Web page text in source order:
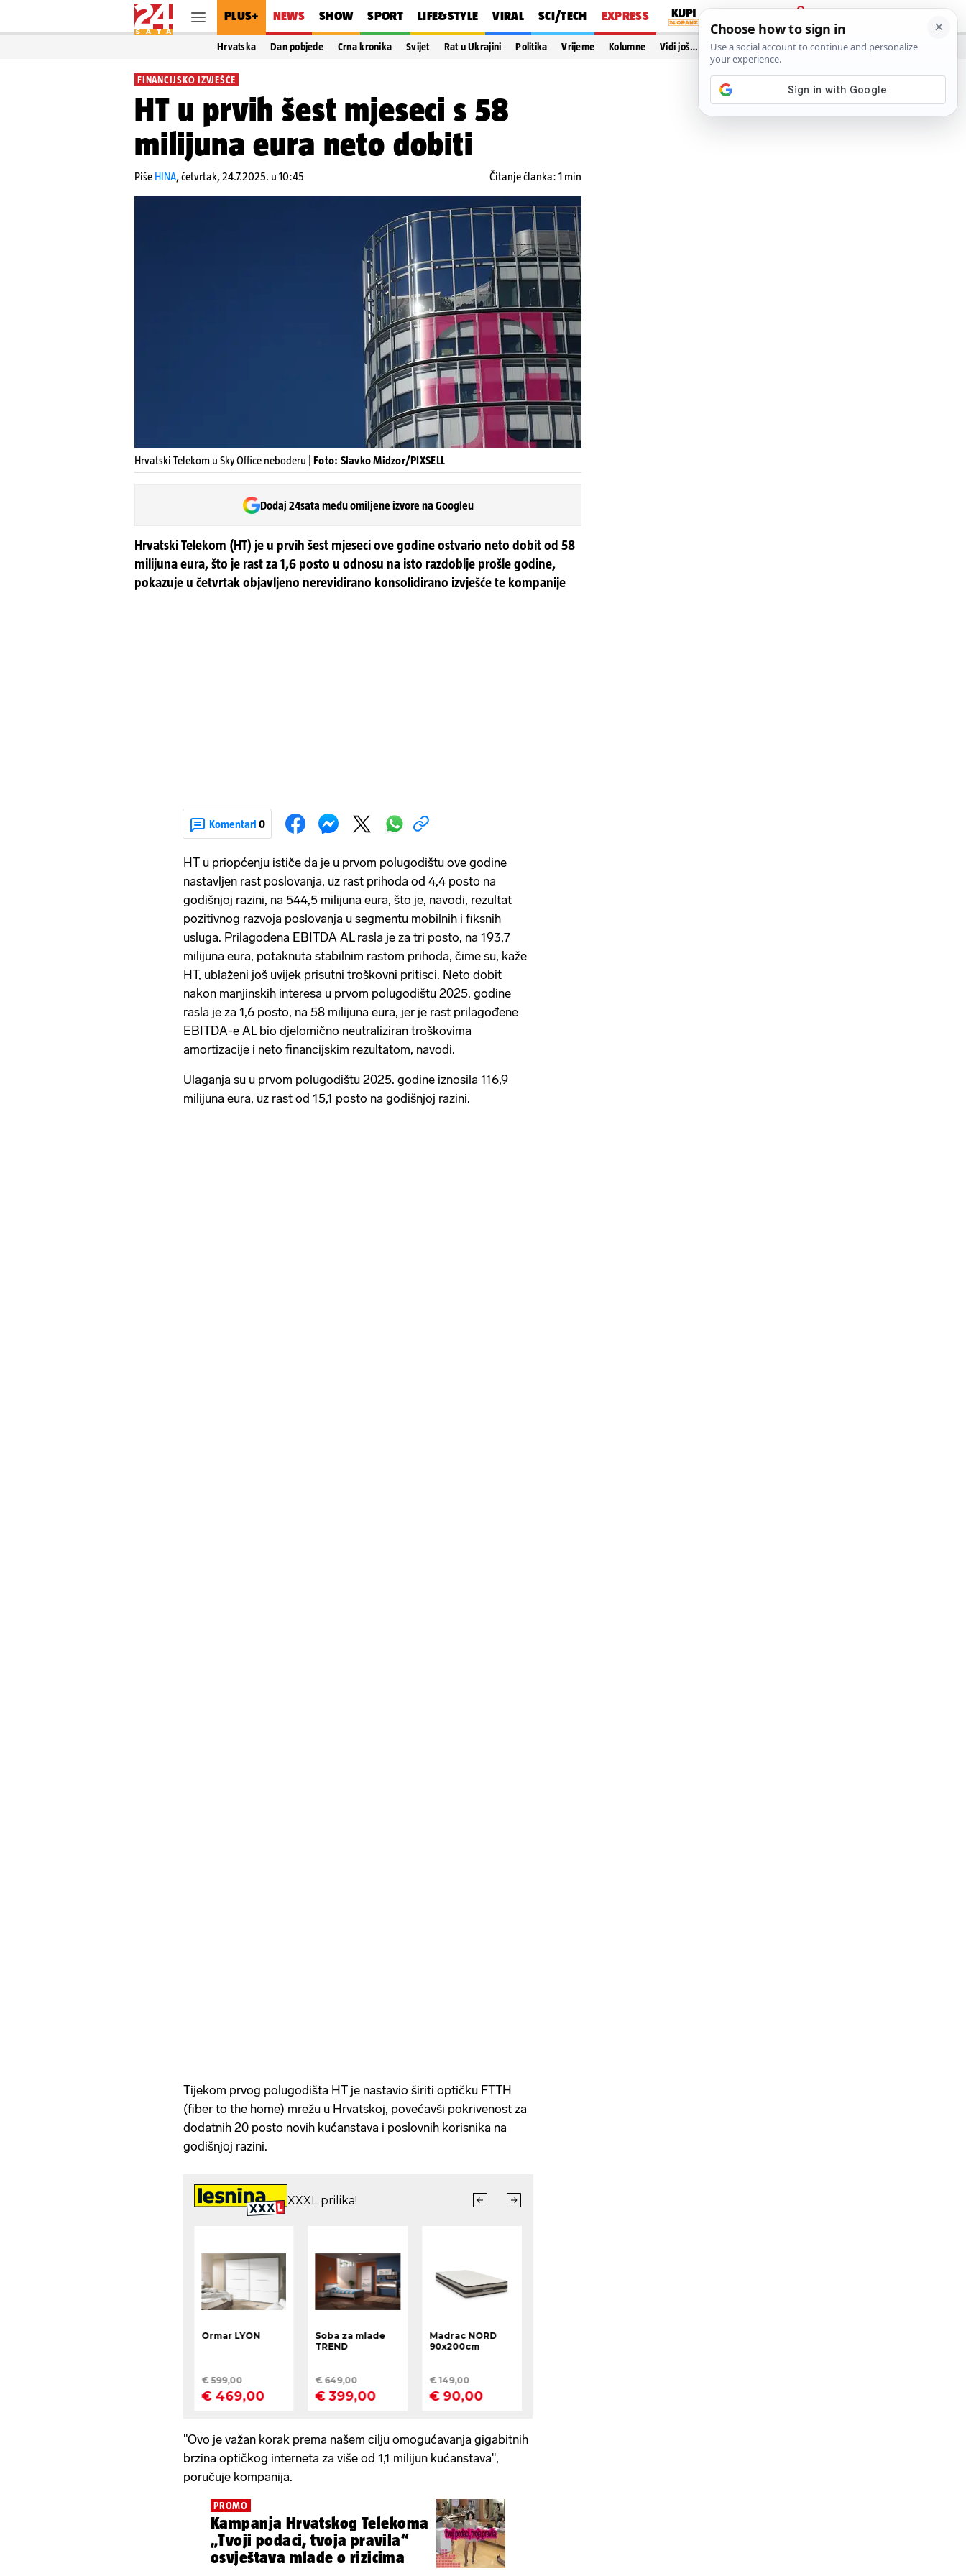
PLUS+ NEWS SHOW SPORT LIFE&STYLE VIRAL SCI/TECH EXPRESS
PRIJAVA
Hrvatska Dan pobjede Crna kronika Svijet Rat u Ukrajini Politika Vrijeme Kolumne Vidi još…
FINANCIJSKO IZVJEŠĆE
HT u prvih šest mjeseci s 58
milijuna eura neto dobiti
Piše HINA,četvrtak, 24.7.2025. u 10:45 Čitanje članka: 1 min
Hrvatski Telekom u Sky Office neboderu | Foto: Slavko Midzor/PIXSELL
Dodaj 24sata među omiljene izvore na Googleu
Hrvatski Telekom (HT) je u prvih šest mjeseci ove godine ostvario neto dobit od 58
milijuna eura, što je rast za 1,6 posto u odnosu na isto razdoblje prošle godine,
pokazuje u četvrtak objavljeno nerevidirano konsolidirano izvješće te kompanije
Komentari 0
HT u priopćenju ističe da je u prvom polugodištu ove godine
nastavljen rast poslovanja, uz rast prihoda od 4,4 posto na
godišnjoj razini, na 544,5 milijuna eura, što je, navodi, rezultat
pozitivnog razvoja poslovanja u segmentu mobilnih i fiksnih
usluga. Prilagođena EBITDA AL rasla je za tri posto, na 193,7
milijuna eura, potaknuta stabilnim rastom prihoda, čime su, kaže
HT, ublaženi još uvijek prisutni troškovni pritisci. Neto dobit
nakon manjinskih interesa u prvom polugodištu 2025. godine
rasla je za 1,6 posto, na 58 milijuna eura, jer je rast prilagođene
EBITDA-e AL bio djelomično neutraliziran troškovima
amortizacije i neto financijskim rezultatom, navodi.
Ulaganja su u prvom polugodištu 2025. godine iznosila 116,9
milijuna eura, uz rast od 15,1 posto na godišnjoj razini.
Tijekom prvog polugodišta HT je nastavio širiti optičku FTTH
(fiber to the home) mrežu u Hrvatskoj, povećavši pokrivenost za
dodatnih 20 posto novih kućanstava i poslovnih korisnika na
godišnjoj razini.
"Ovo je važan korak prema našem cilju omogućavanja gigabitnih
brzina optičkog interneta za više od 1,1 milijun kućanstava",
poručuje kompanija.
PROMO
Kampanja Hrvatskog Telekoma
„Tvoji podaci, tvoja pravila“
osvještava mlade o rizicima